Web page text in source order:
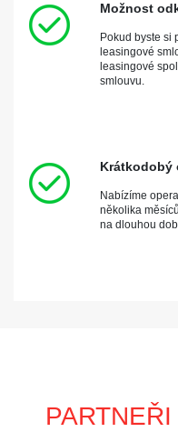
Možnost
Pokud byste si
leasingové
leasingové
smlouvu.
Krátkodobý
Nabízíme
několika
na dlouhou